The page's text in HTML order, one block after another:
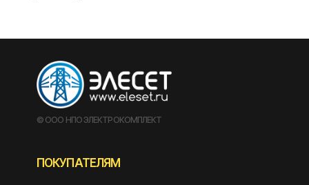
© ООО НПО ЭЛЕКТРОКОМПЛЕКТ
ПОКУПАТЕЛЯМ